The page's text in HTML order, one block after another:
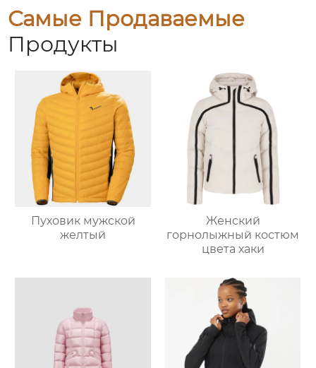
Самые Продаваемые
Продукты
Пуховик мужской
желтый
Женский
горнолыжный костюм
цвета хаки